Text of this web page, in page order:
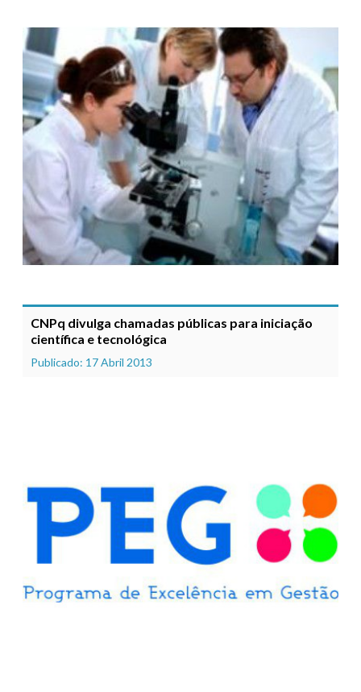
CNPq divulga chamadas públicas para iniciação
científica e tecnológica
Publicado: 17 Abril 2013